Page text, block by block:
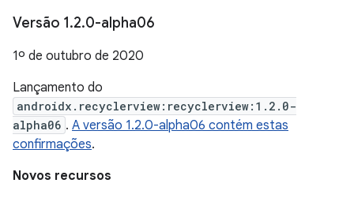
Versão 1.2.0-alpha06
1º de outubro de 2020
Lançamento do
androidx.recyclerview:recyclerview:1.2.0-
alpha06 . A versão 1.2.0-alpha06 contém estas
confirmações.
Novos recursos